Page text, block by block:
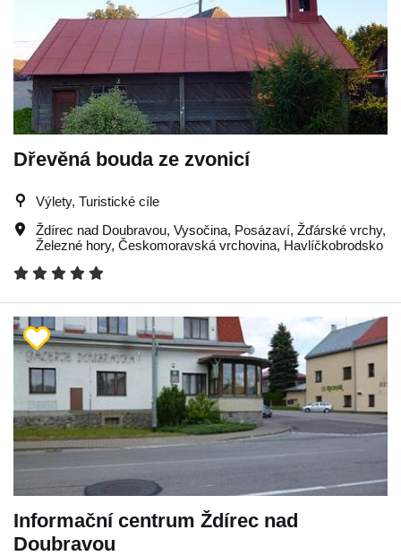
Dřevěná bouda ze zvonicí
Výlety, Turistické cíle
Ždírec nad Doubravou, Vysočina, Posázaví, Žďárské vrchy,
Železné hory, Českomoravská vrchovina, Havlíčkobrodsko
Informační centrum Ždírec nad
Doubravou